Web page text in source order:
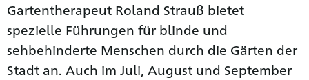
Gartentherapeut Roland Strauß bietet
spezielle Führungen für blinde und
sehbehinderte Menschen durch die Gärten der
Stadt an. Auch im Juli, August und September